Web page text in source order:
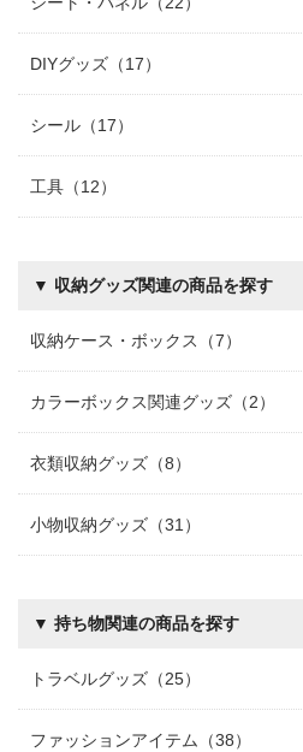
DIYグッズ（17）
シール（17）
工具（12）
▼ 収納グッズ関連の商品を探す
収納ケース・ボックス（7）
カラーボックス関連グッズ（2）
衣類収納グッズ（8）
小物収納グッズ（31）
▼ 持ち物関連の商品を探す
トラベルグッズ（25）
ファッションアイテム（38）